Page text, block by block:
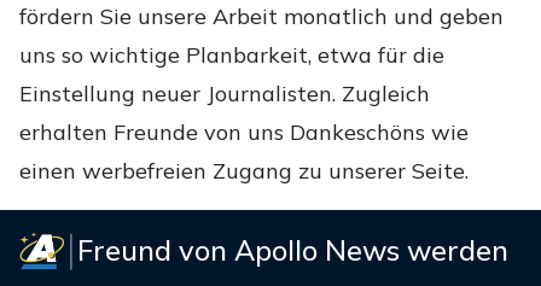
fördern Sie unsere Arbeit monatlich und geben
uns so wichtige Planbarkeit, etwa für die
Einstellung neuer Journalisten. Zugleich
erhalten Freunde von uns Dankeschöns wie
einen werbefreien Zugang zu unserer Seite.
Freund von Apollo News werden